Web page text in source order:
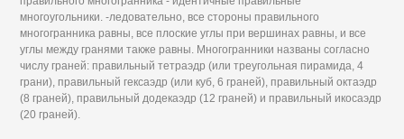
многоугольники. -ледовательно, все стороны правильного
многогранника равны, все плоские углы при вершинах равны, и все
углы между гранями также равны. Многогранники названы согласно
числу граней: правильный тетраэдр (или треугольная пирамида, 4
грани), правильный гексаэдр (или куб, 6 граней), правильный октаэдр
(8 граней), правильный додекаэдр (12 граней) и правильный икосаэдр
(20 граней).